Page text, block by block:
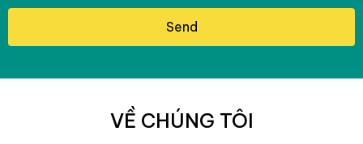
Send
VỀ CHÚNG TÔI